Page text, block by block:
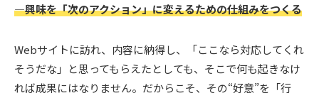
―興味を「次のアクション」に変えるための仕組みをつくる
Webサイトに訪れ、内容に納得し、「ここなら対応してくれ
そうだな」と思ってもらえたとしても、そこで何も起きなけ
れば成果にはなりません。だからこそ、その“好意”を「行